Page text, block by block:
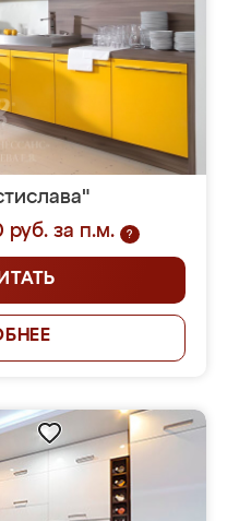
руб. за п.м.
?